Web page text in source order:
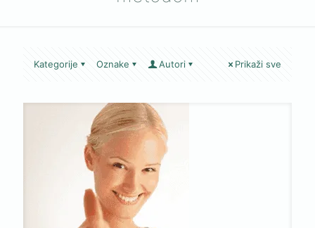
Kategorije Oznake Autori Prikaži sve